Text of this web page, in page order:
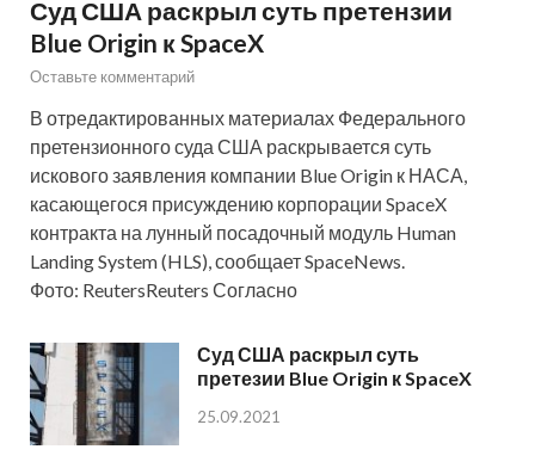
Суд США раскрыл суть претензии
Blue Origin к SpaceX
Оставьте комментарий
В отредактированных материалах Федерального
претензионного суда США раскрывается суть
искового заявления компании Blue Origin к НАСА,
касающегося присуждению корпорации SpaceX
контракта на лунный посадочный модуль Human
Landing System (HLS), сообщает SpaceNews.
Фото: ReutersReuters Согласно
Суд США раскрыл суть
претезии Blue Origin к SpaceX
25.09.2021